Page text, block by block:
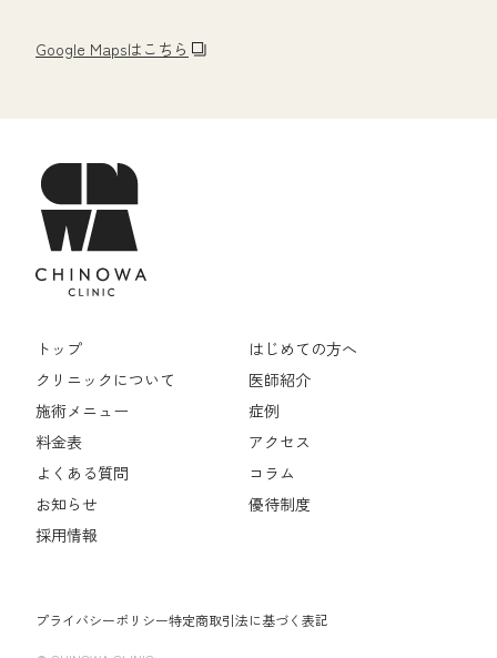
Google Mapsはこちら
トップ
はじめての方へ
クリニックについて
医師紹介
施術メニュー
症例
料金表
アクセス
よくある質問
コラム
お知らせ
優待制度
採用情報
プライバシーポリシー特定商取引法に基づく表記